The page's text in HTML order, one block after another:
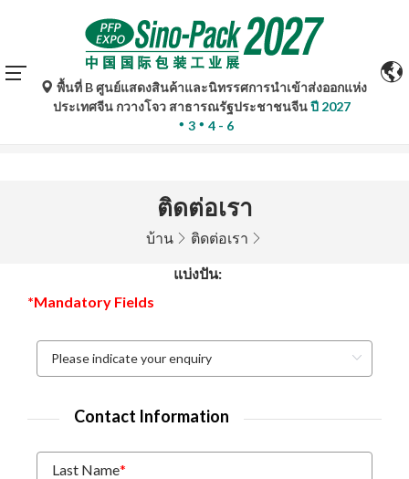
การแปลอัตโนมัติโดย Google Translate มีไว้เพื่อเป็นข้อมูล
อ้างอิงเท่านั้นและอาจไม่ถูกต้อง โปรดอ้างอิงจากฉบับภาษา
ต้นฉบับหากมีข้อสงสัยใด ๆ
พื้นที่ B ศูนย์แสดงสินค้าและนิทรรศการนำเข้าส่งออกแห่ง
ประเทศจีน กวางโจว สาธารณรัฐประชาชนจีนปี 2027
3
4 - 6
ติดต่อเรา
บ้าน ติดต่อเรา
แบ่งปัน:
*Mandatory Fields
Contact Information
Last Name*